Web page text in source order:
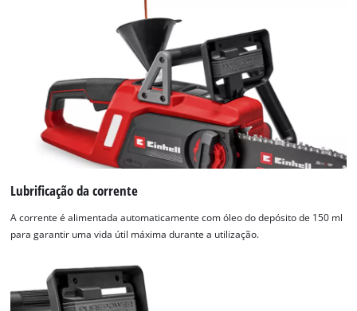
Lubrificação da corrente
A corrente é alimentada automaticamente com óleo do depósito de 150 ml
para garantir uma vida útil máxima durante a utilização.